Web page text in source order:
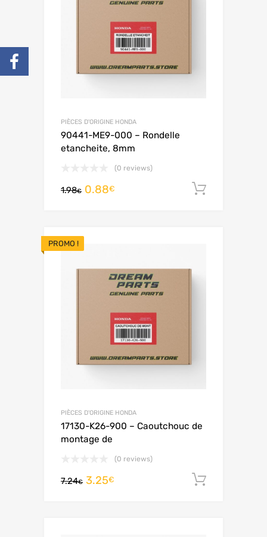
PIÈCES D'ORIGINE HONDA
90441-ME9-000 – Rondelle
etancheite, 8mm
(0 reviews)
1.98€ 0.88€
PROMO !
PIÈCES D'ORIGINE HONDA
17130-K26-900 – Caoutchouc de
montage de
(0 reviews)
7.24€ 3.25€